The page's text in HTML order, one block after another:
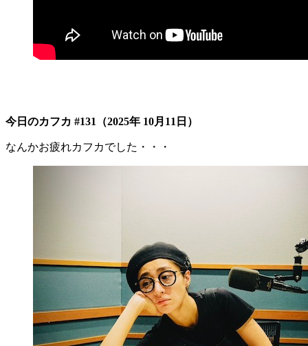
今日のカフカ #131（2025年 10月11日）
なんかお疲れカフカでした・・・